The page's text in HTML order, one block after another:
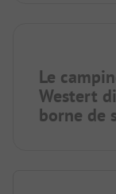
Le
Westert
borne de